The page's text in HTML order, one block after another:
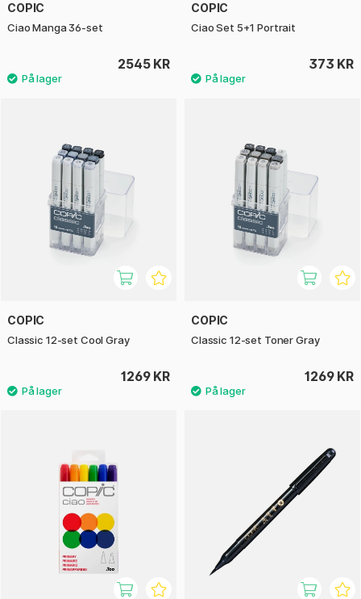
COPIC
Ciao Manga 36-set
2545 KR
COPIC
Ciao Set 5+1 Portrait
373 KR
COPIC
Classic 12-set Cool Gray
1269 KR
COPIC
Classic 12-set Toner Gray
1269 KR